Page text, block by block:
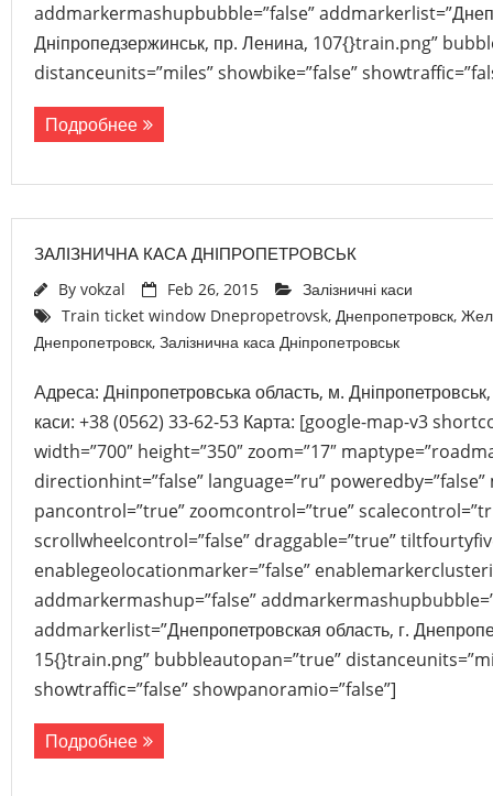
addmarkermashupbubble=”false”
Дніпропедзержинськ, пр. Ленина, 107{}train.png”
distanceunits=”miles” showbike=”false”
Подробнее
ЗАЛІЗНИЧНА КАСА ДНІПРОПЕТРОВСЬК
By vokzal Feb 26, 2015
Залізничні каси
Train ticket window Dnepropetrovsk, Днепропетровск,
Днепропетровск, Залізнична каса Дніпропетровськ
Адреса: Дніпропетровська область, м.
каси: +38 (0562) 33-62-53 Карта: [google-map-v3
width=”700″ height=”350″ zoom=”17″
directionhint=”false” language=”ru”
pancontrol=”true” zoomcontrol=”true”
scrollwheelcontrol=”false” draggable=”true”
enablegeolocationmarker=”false”
addmarkermashup=”false”
addmarkerlist=”Днепропетровская область, г.
15{}train.png” bubbleautopan=”true”
showtraffic=”false” showpanoramio=”false”]
Подробнее